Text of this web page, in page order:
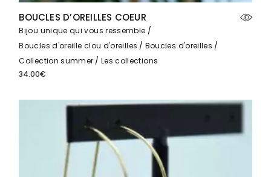
BOUCLES D’OREILLES COEUR
Bijou unique qui vous ressemble
Boucles d'oreille clou d'oreilles
Boucles d'oreilles
Collection summer
Les collections
34.00€